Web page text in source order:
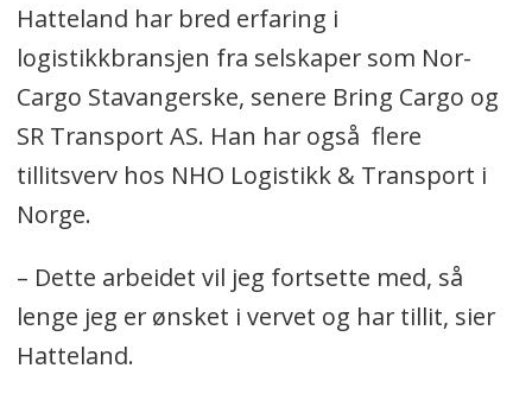
Hatteland har bred erfaring i
logistikkbransjen fra selskaper som Nor-
Cargo Stavangerske, senere Bring Cargo og
SR Transport AS. Han har også flere
tillitsverv hos NHO Logistikk & Transport i
Norge.
– Dette arbeidet vil jeg fortsette med, så
lenge jeg er ønsket i vervet og har tillit, sier
Hatteland.